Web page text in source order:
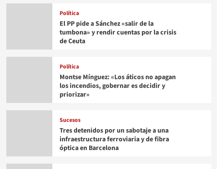
Política
El PP pide a Sánchez «salir de la
tumbona» y rendir cuentas por la crisis
de Ceuta
Política
Montse Mínguez: «Los áticos no apagan
los incendios, gobernar es decidir y
priorizar»
Sucesos
Tres detenidos por un sabotaje a una
infraestructura ferroviaria y de fibra
óptica en Barcelona